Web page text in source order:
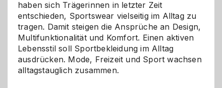
haben sich Trägerinnen in letzter Zeit
entschieden, Sportswear vielseitig im Alltag zu
tragen. Damit steigen die Ansprüche an Design,
Multifunktionalität und Komfort. Einen aktiven
Lebensstil soll Sportbekleidung im Alltag
ausdrücken. Mode, Freizeit und Sport wachsen
alltagstauglich zusammen.